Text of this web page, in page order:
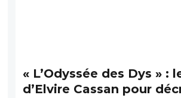
« L’Odyssée des Dys » :
d’Elvire Cassan pour